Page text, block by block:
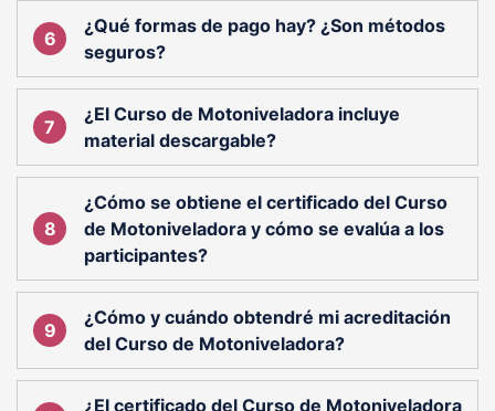
¿Qué formas de pago hay? ¿Son métodos
seguros?
¿El Curso de Motoniveladora incluye
material descargable?
¿Cómo se obtiene el certificado del Curso
de Motoniveladora y cómo se evalúa a los
participantes?
¿Cómo y cuándo obtendré mi acreditación
del Curso de Motoniveladora?
¿El certificado del Curso de Motoniveladora